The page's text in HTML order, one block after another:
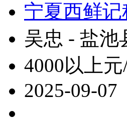
宁夏西鲜
吴忠 - 盐池
4000以上元
2025-09-07